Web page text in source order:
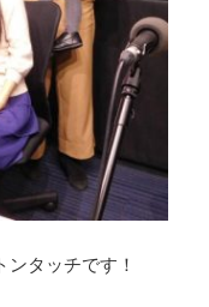
タッチです！